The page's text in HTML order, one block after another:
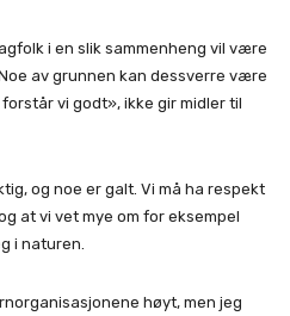
i en slik sammenheng vil være
av grunnen kan dessverre være
vi godt», ikke gir midler til
og noe er galt. Vi må ha respekt
at vi vet mye om for eksempel
i naturen.
høyt, men jeg